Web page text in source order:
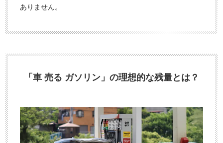
ありません。
「車 売る ガソリン」の理想的な残量とは？